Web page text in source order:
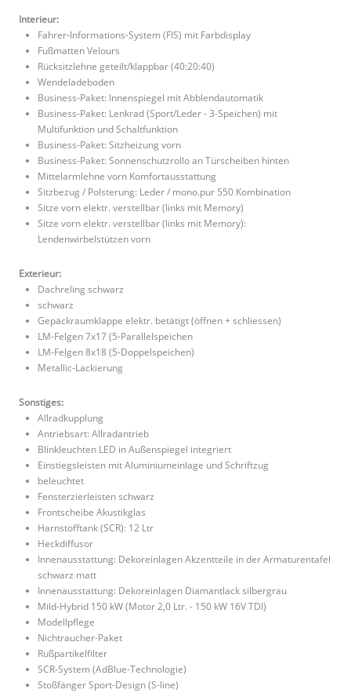
Interieur:
Fahrer-Informations-System (FIS) mit Farbdisplay
Fußmatten Velours
Rücksitzlehne geteilt/klappbar (40:20:40)
Wendeladeboden
Business-Paket: Innenspiegel mit Abblendautomatik
Business-Paket: Lenkrad (Sport/Leder - 3-Speichen) mit
Multifunktion und Schaltfunktion
Business-Paket: Sitzheizung vorn
Business-Paket: Sonnenschutzrollo an Türscheiben hinten
Mittelarmlehne vorn Komfortausstattung
Sitzbezug / Polsterung: Leder / mono.pur 550 Kombination
Sitze vorn elektr. verstellbar (links mit Memory)
Sitze vorn elektr. verstellbar (links mit Memory):
Lendenwirbelstützen vorn
Exterieur:
Dachreling schwarz
schwarz
Gepäckraumklappe elektr. betätigt (öffnen + schliessen)
LM-Felgen 7x17 (5-Parallelspeichen
LM-Felgen 8x18 (5-Doppelspeichen)
Metallic-Lackierung
Sonstiges:
Allradkupplung
Antriebsart: Allradantrieb
Blinkleuchten LED in Außenspiegel integriert
Einstiegsleisten mit Aluminiumeinlage und Schriftzug
beleuchtet
Fensterzierleisten schwarz
Frontscheibe Akustikglas
Harnstofftank (SCR): 12 Ltr
Heckdiffusor
Innenausstattung: Dekoreinlagen Akzentteile in der Armaturentafel
schwarz matt
Innenausstattung: Dekoreinlagen Diamantlack silbergrau
Mild-Hybrid 150 kW (Motor 2,0 Ltr. - 150 kW 16V TDI)
Modellpflege
Nichtraucher-Paket
Rußpartikelfilter
SCR-System (AdBlue-Technologie)
Stoßfänger Sport-Design (S-line)